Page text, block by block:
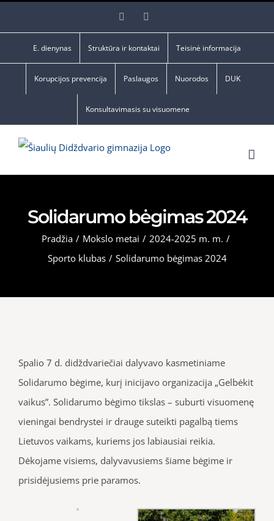
Facebook
E. dienynas Struktūra ir kontaktai Teisinė informacija
Korupcijos prevencija Paslaugos Nuorodos DUK
Konsultavimasis su visuomene
Solidarumo bėgimas 2024
Pradžia / Mokslo metai / 2024-2025 m. m. /
Sporto klubas / Solidarumo bėgimas 2024
Spalio 7 d. didždvariečiai dalyvavo kasmetiniame
Solidarumo bėgime, kurį inicijavo organizacija „Gelbėkit
vaikus”. Solidarumo bėgimo tikslas – suburti visuomenę
vieningai bendrystei ir drauge suteikti pagalbą tiems
Lietuvos vaikams, kuriems jos labiausiai reikia.
Dėkojame visiems, dalyvavusiems šiame bėgime ir
prisidėjusiems prie paramos.